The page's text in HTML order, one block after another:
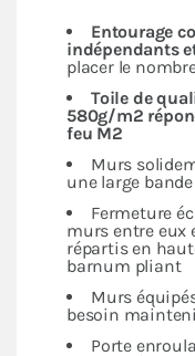
Entourage
indépendants
placer le
Toile de
580g/m2
feu M2
Murs
une large
Fermeture
murs entre eux
répartis en
barnum pliant
Murs
besoin
Porte